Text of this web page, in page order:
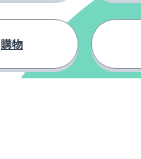
購物